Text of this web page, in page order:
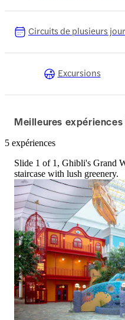
Circuits de plusieurs
Excursions
Meilleures
5 expériences
Slide 1 of 1, Ghibli's Grand
staircase with lush greenery.